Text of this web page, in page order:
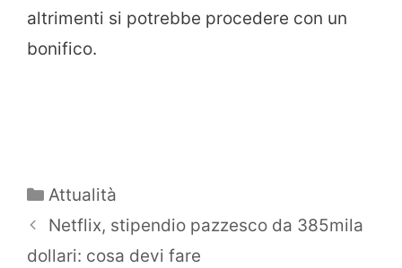
altrimenti si potrebbe procedere con un
bonifico.
Categorie
Attualità
Netflix, stipendio pazzesco da 385mila
dollari: cosa devi fare